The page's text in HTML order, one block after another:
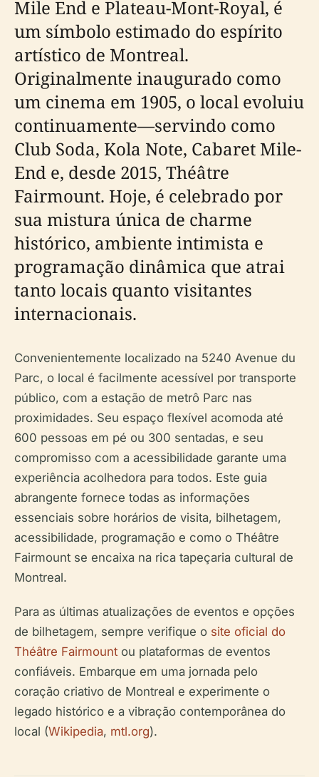
Mile End e Plateau-Mont-Royal, é
um símbolo estimado do espírito
artístico de Montreal.
Originalmente inaugurado como
um cinema em 1905, o local evoluiu
continuamente—servindo como
Club Soda, Kola Note, Cabaret Mile-
End e, desde 2015, Théâtre
Fairmount. Hoje, é celebrado por
sua mistura única de charme
histórico, ambiente intimista e
programação dinâmica que atrai
tanto locais quanto visitantes
internacionais.
Convenientemente localizado na 5240 Avenue du
Parc, o local é facilmente acessível por transporte
público, com a estação de metrô Parc nas
proximidades. Seu espaço flexível acomoda até
600 pessoas em pé ou 300 sentadas, e seu
compromisso com a acessibilidade garante uma
experiência acolhedora para todos. Este guia
abrangente fornece todas as informações
essenciais sobre horários de visita, bilhetagem,
acessibilidade, programação e como o Théâtre
Fairmount se encaixa na rica tapeçaria cultural de
Montreal.
Para as últimas atualizações de eventos e opções
de bilhetagem, sempre verifique o site oficial do
Théâtre Fairmount ou plataformas de eventos
confiáveis. Embarque em uma jornada pelo
coração criativo de Montreal e experimente o
legado histórico e a vibração contemporânea do
local (Wikipedia, mtl.org).